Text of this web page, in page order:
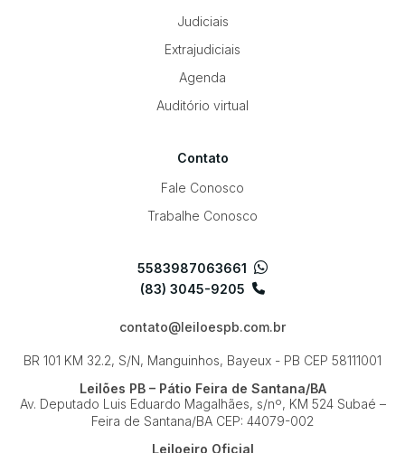
Judiciais
Extrajudiciais
Agenda
Auditório virtual
Contato
Fale Conosco
Trabalhe Conosco
5583987063661
(83) 3045-9205
contato@leiloespb.com.br
BR 101 KM 32.2, S/N, Manguinhos, Bayeux - PB CEP 58111001
Leilões PB – Pátio Feira de Santana/BA
Av. Deputado Luis Eduardo Magalhães, s/nº, KM 524Subaé –
Feira de Santana/BA CEP: 44079-002
Leiloeiro Oficial